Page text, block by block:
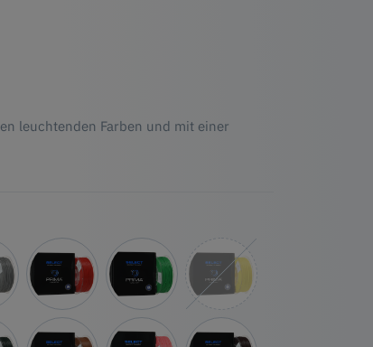
leuchtenden Farben und mit einer